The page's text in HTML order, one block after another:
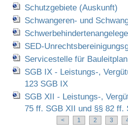
Schutzgebiete (Auskunft)
Schwangeren- und
SED-
Servicestelle für
SGB IX - Leistungs-,
123 SGB IX
SGB XII - Leistungs-,
75 ff. SGB XII und §§ 82 ff.
< 1 2 3